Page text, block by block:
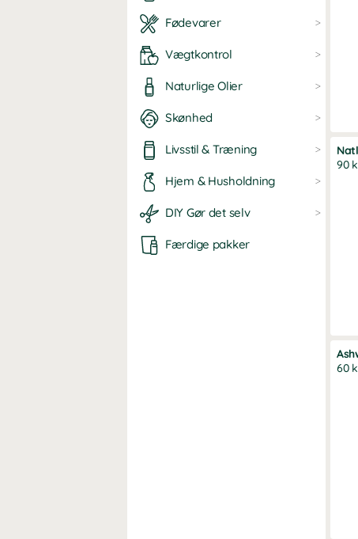
Fødevarer
Vægtkontrol
Naturlige Olier
Skønhed
Livsstil & Træning
Hjem & Husholdning
DIY Gør det selv
Færdige pakker
90
60